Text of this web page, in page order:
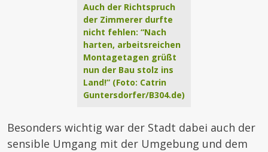
Auch der Richtspruch
der Zimmerer durfte
nicht fehlen: “Nach
harten, arbeitsreichen
Montagetagen grüßt
nun der Bau stolz ins
Land!” (Foto: Catrin
Guntersdorfer/B304.de)
Besonders wichtig war der Stadt dabei auch der
sensible Umgang mit der Umgebung und dem